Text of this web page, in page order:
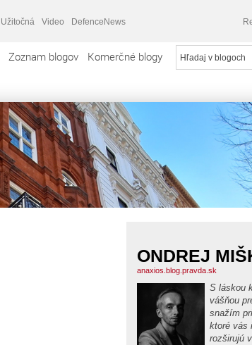
Užitočná Video DefenceNews
Zoznam blogov Komerčné blogy
ONDREJ
anaxios.blog.pravda.sk
S láskou
vášňou
snažím
ktoré vás
rozširujú